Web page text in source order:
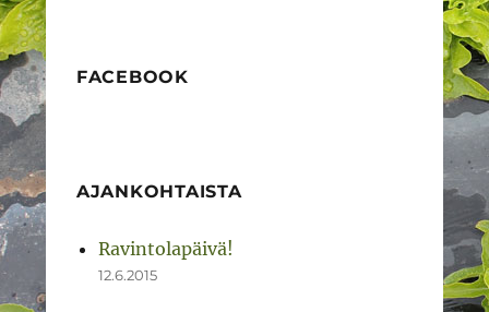
FACEBOOK
AJANKOHTAISTA
Ravintolapäivä!
12.6.2015